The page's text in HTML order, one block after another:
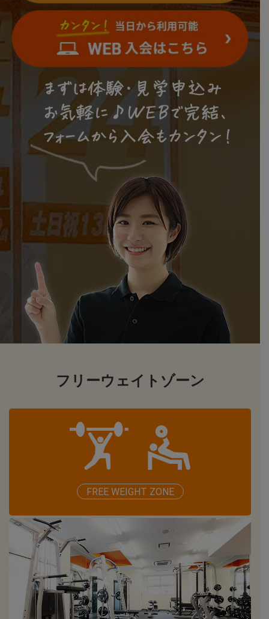
フリーウェイトゾーン
FREE WEIGHT ZONE